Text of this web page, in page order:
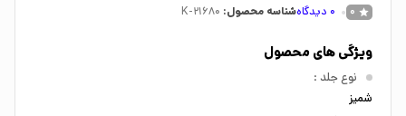
0
0 دیدگاهشناسه محصول: K-21680
ویژگی های محصول
نوع جلد :
شمیز